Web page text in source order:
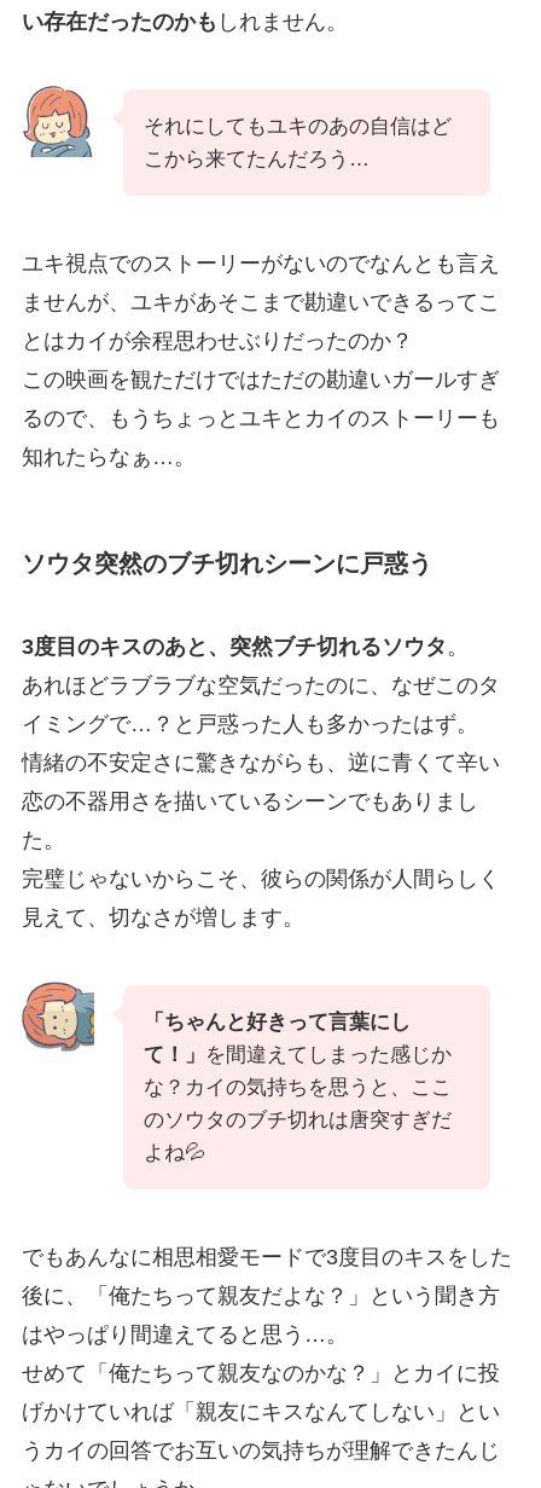
い存在だったのかも しれません。
それにしてもユキのあの自信はど
こから来てたんだろう…
ユキ視点でのストーリーがないのでなんとも言え
ませんが、ユキがあそこまで勘違いできるってこ
とはカイが余程思わせぶりだったのか？
この映画を観ただけではただの勘違いガールすぎ
るので、もうちょっとユキとカイのストーリーも
知れたらなぁ…。
ソウタ突然のブチ切れシーンに戸惑う
3度目のキスのあと、突然ブチ切れるソウタ。
あれほどラブラブな空気だったのに、なぜこのタ
イミングで…？と戸惑った人も多かったはず。
情緒の不安定さに驚きながらも、逆に青くて辛い
恋の不器用さを描いているシーンでもありまし
た。
完璧じゃないからこそ、彼らの関係が人間らしく
見えて、切なさが増します。
「ちゃんと好きって言葉にし
て！」 を間違えてしまった感じか
な？カイの気持ちを思うと、ここ
のソウタのブチ切れは唐突すぎだ
よね💦
でもあんなに相思相愛モードで3度目のキスをした
後に、「俺たちって親友だよな？」という聞き方
はやっぱり間違えてると思う…。
せめて「俺たちって親友なのかな？」とカイに投
げかけていれば「親友にキスなんてしない」とい
うカイの回答でお互いの気持ちが理解できたんじ